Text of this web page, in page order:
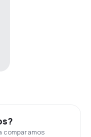
comparamos